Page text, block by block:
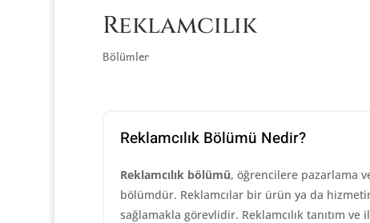
Reklamcılık
Bölümler
Reklamcılık Bölümü Nedir?
Reklamcılık bölümü, öğrencilere pazarlama
bölümdür. Reklamcılar bir ürün ya da hizmetin
sağlamakla görevlidir. Reklamcılık tanıtım